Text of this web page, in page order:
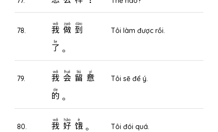
78.
我做到
了。
Tôi làm được rồi.
79.
我会留意
的。
Tôi sẽ để ý.
80. 我好饿。 Tôi đói quá.